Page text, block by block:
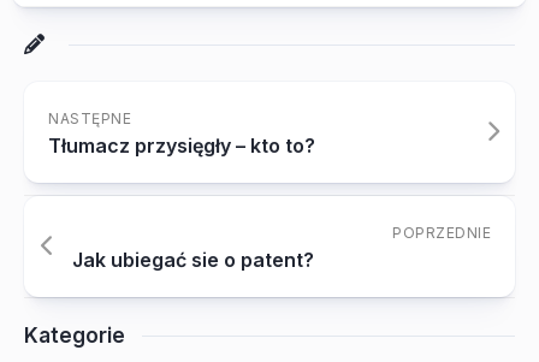
NASTĘPNE
Tłumacz przysięgły – kto to?
POPRZEDNIE
Jak ubiegać sie o patent?
Kategorie